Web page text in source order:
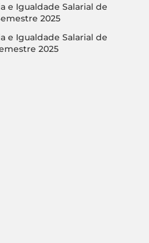
e Igualdade Salarial de
2025
e Igualdade Salarial de
2025